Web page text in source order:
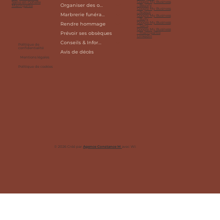
Sains-en-Gohelle
Mazingarbe
Politique de
confidentialité
Mentions légales
Politique de cookies
Google My Business
- Beuvry
Google My Business
- Noeux
Google My Business
- Bully
Google My Business
- Sains
Google My Business
- Mazingarbe
Linkedin
Organiser des obsèques
Marbrerie funéraire
Rendre hommage
Prévoir ses obsèques
Conseils & Informations
Avis de décès
© 2026 Créé parAgence Constance MavecWix Studio™